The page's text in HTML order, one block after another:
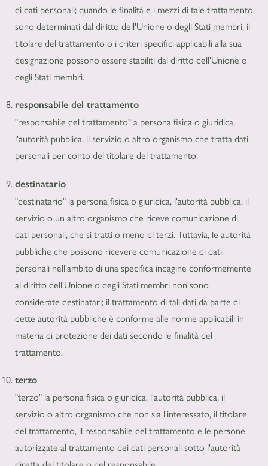
di dati personali; quando le finalità e i mezzi di tale trattamento
sono determinati dal diritto dell'Unione o degli Stati membri, il
titolare del trattamento o i criteri specifici applicabili alla sua
designazione possono essere stabiliti dal diritto dell'Unione o
degli Stati membri.
responsabile del trattamento
"responsabile del trattamento" a persona fisica o giuridica,
l'autorità pubblica, il servizio o altro organismo che tratta dati
personali per conto del titolare del trattamento.
destinatario
"destinatario" la persona fisica o giuridica, l'autorità pubblica, il
servizio o un altro organismo che riceve comunicazione di
dati personali, che si tratti o meno di terzi. Tuttavia, le autorità
pubbliche che possono ricevere comunicazione di dati
personali nell'ambito di una specifica indagine conformemente
al diritto dell'Unione o degli Stati membri non sono
considerate destinatari; il trattamento di tali dati da parte di
dette autorità pubbliche è conforme alle norme applicabili in
materia di protezione dei dati secondo le finalità del
trattamento.
terzo
"terzo" la persona fisica o giuridica, l'autorità pubblica, il
servizio o altro organismo che non sia l'interessato, il titolare
del trattamento, il responsabile del trattamento e le persone
autorizzate al trattamento dei dati personali sotto l'autorità